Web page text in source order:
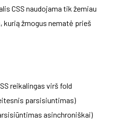
CSS naudojama tik žemiau
žmogus nematė prieš
reikalingas virš fold
parsisiuntimas)
asinchroniškai)